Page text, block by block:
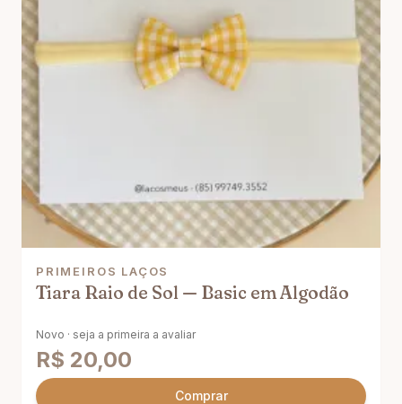
PRIMEIROS LAÇOS
Tiara Raio de Sol — Basic em Algodão
Novo · seja a primeira a avaliar
R$ 20,00
Comprar